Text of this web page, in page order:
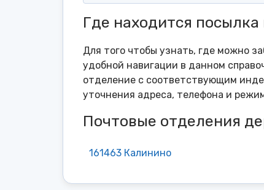
Где находится
Для того чтобы узнать, где можно
удобной навигации в данном
отделение с соответствующим
уточнения адреса, телефона и
Почтовые отделения
161463 Калинино